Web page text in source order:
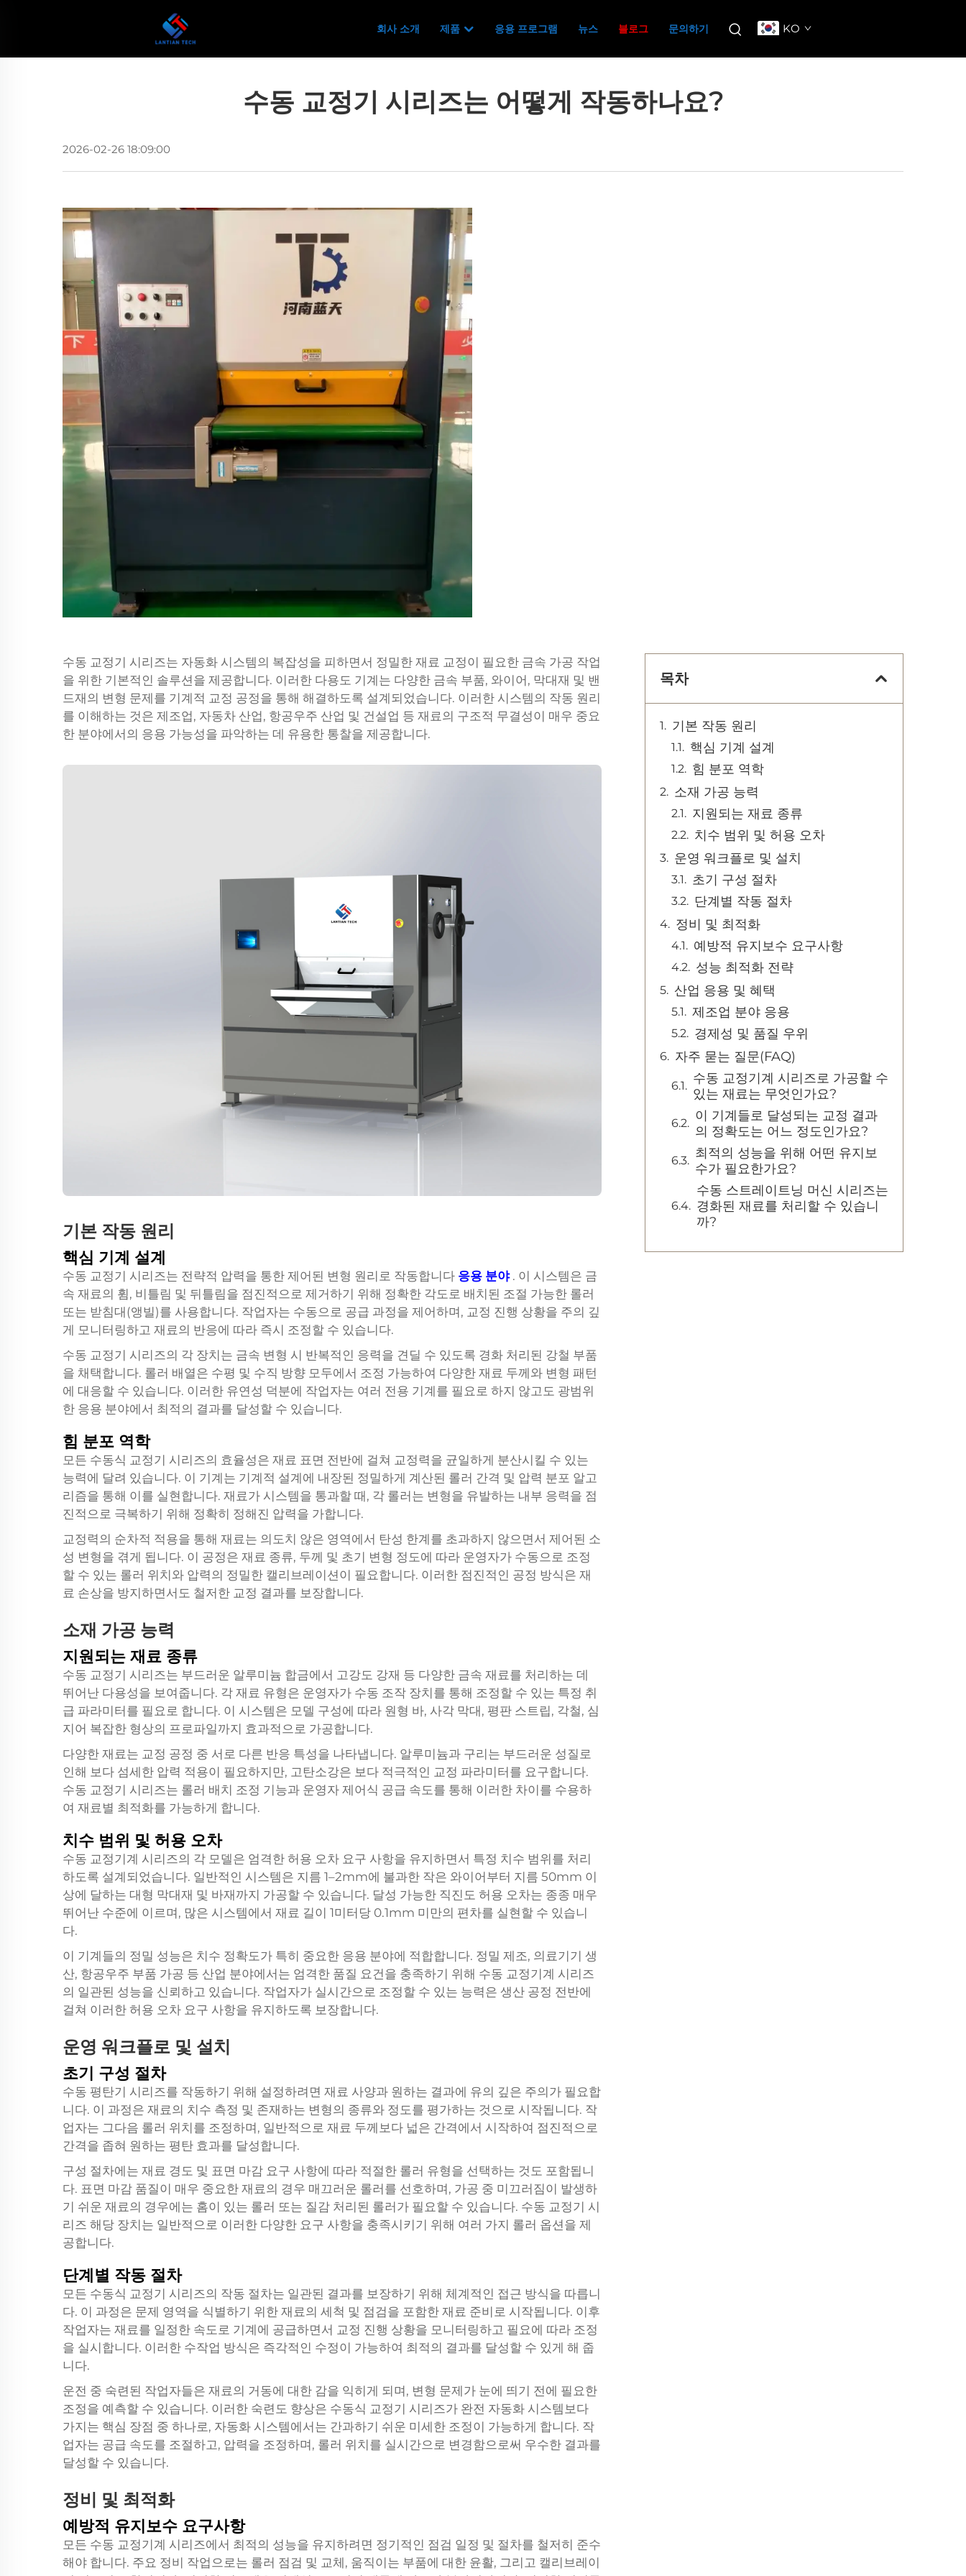
회사 소개 제품 응용 프로그램 뉴스 블로그 문의하기 KO
수동 교정기 시리즈는 어떻게 작동하나요?
2026-02-26 18:09:00
수동 교정기 시리즈는 자동화 시스템의 복잡성을 피하면서 정밀한 재료 교정이 필요한 금속 가공 작업
을 위한 기본적인 솔루션을 제공합니다. 이러한 다용도 기계는 다양한 금속 부품, 와이어, 막대재 및 밴
드재의 변형 문제를 기계적 교정 공정을 통해 해결하도록 설계되었습니다. 이러한 시스템의 작동 원리
를 이해하는 것은 제조업, 자동차 산업, 항공우주 산업 및 건설업 등 재료의 구조적 무결성이 매우 중요
한 분야에서의 응용 가능성을 파악하는 데 유용한 통찰을 제공합니다.
기본 작동 원리
핵심 기계 설계
수동 교정기 시리즈는 전략적 압력을 통한 제어된 변형 원리로 작동합니다 응용 분야 . 이 시스템은 금
속 재료의 휨, 비틀림 및 뒤틀림을 점진적으로 제거하기 위해 정확한 각도로 배치된 조절 가능한 롤러
또는 받침대(앵빌)를 사용합니다. 작업자는 수동으로 공급 과정을 제어하며, 교정 진행 상황을 주의 깊
게 모니터링하고 재료의 반응에 따라 즉시 조정할 수 있습니다.
수동 교정기 시리즈의 각 장치는 금속 변형 시 반복적인 응력을 견딜 수 있도록 경화 처리된 강철 부품
을 채택합니다. 롤러 배열은 수평 및 수직 방향 모두에서 조정 가능하여 다양한 재료 두께와 변형 패턴
에 대응할 수 있습니다. 이러한 유연성 덕분에 작업자는 여러 전용 기계를 필요로 하지 않고도 광범위
한 응용 분야에서 최적의 결과를 달성할 수 있습니다.
힘 분포 역학
모든 수동식 교정기 시리즈의 효율성은 재료 표면 전반에 걸쳐 교정력을 균일하게 분산시킬 수 있는
능력에 달려 있습니다. 이 기계는 기계적 설계에 내장된 정밀하게 계산된 롤러 간격 및 압력 분포 알고
리즘을 통해 이를 실현합니다. 재료가 시스템을 통과할 때, 각 롤러는 변형을 유발하는 내부 응력을 점
진적으로 극복하기 위해 정확히 정해진 압력을 가합니다.
교정력의 순차적 적용을 통해 재료는 의도치 않은 영역에서 탄성 한계를 초과하지 않으면서 제어된 소
성 변형을 겪게 됩니다. 이 공정은 재료 종류, 두께 및 초기 변형 정도에 따라 운영자가 수동으로 조정
할 수 있는 롤러 위치와 압력의 정밀한 캘리브레이션이 필요합니다. 이러한 점진적인 공정 방식은 재
료 손상을 방지하면서도 철저한 교정 결과를 보장합니다.
소재 가공 능력
지원되는 재료 종류
수동 교정기 시리즈는 부드러운 알루미늄 합금에서 고강도 강재 등 다양한 금속 재료를 처리하는 데
뛰어난 다용성을 보여줍니다. 각 재료 유형은 운영자가 수동 조작 장치를 통해 조정할 수 있는 특정 취
급 파라미터를 필요로 합니다. 이 시스템은 모델 구성에 따라 원형 바, 사각 막대, 평판 스트립, 각철, 심
지어 복잡한 형상의 프로파일까지 효과적으로 가공합니다.
다양한 재료는 교정 공정 중 서로 다른 반응 특성을 나타냅니다. 알루미늄과 구리는 부드러운 성질로
인해 보다 섬세한 압력 적용이 필요하지만, 고탄소강은 보다 적극적인 교정 파라미터를 요구합니다.
수동 교정기 시리즈는 롤러 배치 조정 기능과 운영자 제어식 공급 속도를 통해 이러한 차이를 수용하
여 재료별 최적화를 가능하게 합니다.
치수 범위 및 허용 오차
수동 교정기계 시리즈의 각 모델은 엄격한 허용 오차 요구 사항을 유지하면서 특정 치수 범위를 처리
하도록 설계되었습니다. 일반적인 시스템은 지름 1–2mm에 불과한 작은 와이어부터 지름 50mm 이
상에 달하는 대형 막대재 및 바재까지 가공할 수 있습니다. 달성 가능한 직진도 허용 오차는 종종 매우
뛰어난 수준에 이르며, 많은 시스템에서 재료 길이 1미터당 0.1mm 미만의 편차를 실현할 수 있습니
다.
이 기계들의 정밀 성능은 치수 정확도가 특히 중요한 응용 분야에 적합합니다. 정밀 제조, 의료기기 생
산, 항공우주 부품 가공 등 산업 분야에서는 엄격한 품질 요건을 충족하기 위해 수동 교정기계 시리즈
의 일관된 성능을 신뢰하고 있습니다. 작업자가 실시간으로 조정할 수 있는 능력은 생산 공정 전반에
걸쳐 이러한 허용 오차 요구 사항을 유지하도록 보장합니다.
운영 워크플로 및 설치
초기 구성 절차
수동 평탄기 시리즈를 작동하기 위해 설정하려면 재료 사양과 원하는 결과에 유의 깊은 주의가 필요합
니다. 이 과정은 재료의 치수 측정 및 존재하는 변형의 종류와 정도를 평가하는 것으로 시작됩니다. 작
업자는 그다음 롤러 위치를 조정하며, 일반적으로 재료 두께보다 넓은 간격에서 시작하여 점진적으로
간격을 좁혀 원하는 평탄 효과를 달성합니다.
구성 절차에는 재료 경도 및 표면 마감 요구 사항에 따라 적절한 롤러 유형을 선택하는 것도 포함됩니
다. 표면 마감 품질이 매우 중요한 재료의 경우 매끄러운 롤러를 선호하며, 가공 중 미끄러짐이 발생하
기 쉬운 재료의 경우에는 홈이 있는 롤러 또는 질감 처리된 롤러가 필요할 수 있습니다. 수동 교정기 시
리즈 해당 장치는 일반적으로 이러한 다양한 요구 사항을 충족시키기 위해 여러 가지 롤러 옵션을 제
공합니다.
단계별 작동 절차
모든 수동식 교정기 시리즈의 작동 절차는 일관된 결과를 보장하기 위해 체계적인 접근 방식을 따릅니
다. 이 과정은 문제 영역을 식별하기 위한 재료의 세척 및 점검을 포함한 재료 준비로 시작됩니다. 이후
작업자는 재료를 일정한 속도로 기계에 공급하면서 교정 진행 상황을 모니터링하고 필요에 따라 조정
을 실시합니다. 이러한 수작업 방식은 즉각적인 수정이 가능하여 최적의 결과를 달성할 수 있게 해 줍
니다.
운전 중 숙련된 작업자들은 재료의 거동에 대한 감을 익히게 되며, 변형 문제가 눈에 띄기 전에 필요한
조정을 예측할 수 있습니다. 이러한 숙련도 향상은 수동식 교정기 시리즈가 완전 자동화 시스템보다
가지는 핵심 장점 중 하나로, 자동화 시스템에서는 간과하기 쉬운 미세한 조정이 가능하게 합니다. 작
업자는 공급 속도를 조절하고, 압력을 조정하며, 롤러 위치를 실시간으로 변경함으로써 우수한 결과를
달성할 수 있습니다.
정비 및 최적화
예방적 유지보수 요구사항
모든 수동 교정기계 시리즈에서 최적의 성능을 유지하려면 정기적인 점검 일정 및 절차를 철저히 준수
해야 합니다. 주요 정비 작업으로는 롤러 점검 및 교체, 움직이는 부품에 대한 윤활, 그리고 캘리브레이
목차
기본 작동 원리
핵심 기계 설계
힘 분포 역학
소재 가공 능력
지원되는 재료 종류
치수 범위 및 허용 오차
운영 워크플로 및 설치
초기 구성 절차
단계별 작동 절차
정비 및 최적화
예방적 유지보수 요구사항
성능 최적화 전략
산업 응용 및 혜택
제조업 분야 응용
경제성 및 품질 우위
자주 묻는 질문(FAQ)
수동 교정기계 시리즈로 가공할 수
있는 재료는 무엇인가요?
이 기계들로 달성되는 교정 결과
의 정확도는 어느 정도인가요?
최적의 성능을 위해 어떤 유지보
수가 필요한가요?
수동 스트레이트닝 머신 시리즈는
경화된 재료를 처리할 수 있습니
까?